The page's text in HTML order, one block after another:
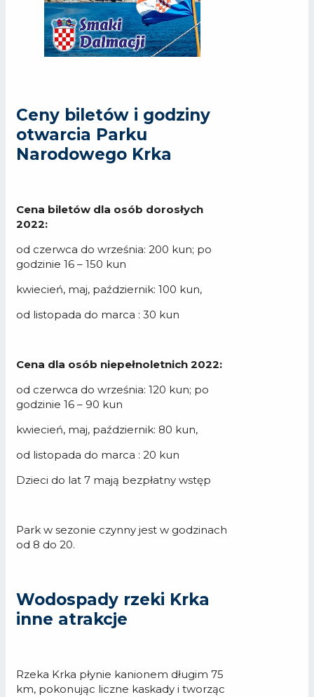
Ceny biletów i godziny
otwarcia Parku
Narodowego Krka
Cena biletów dla osób dorosłych
2022:
od czerwca do września: 200 kun; po
godzinie 16 – 150 kun
kwiecień, maj, październik: 100 kun,
od listopada do marca : 30 kun
Cena dla osób niepełnoletnich 2022:
od czerwca do września: 120 kun; po
godzinie 16 – 90 kun
kwiecień, maj, październik: 80 kun,
od listopada do marca : 20 kun
Dzieci do lat 7 mają bezpłatny wstęp
Park w sezonie czynny jest w godzinach
od 8 do 20.
Wodospady rzeki Krka
inne atrakcje
Rzeka Krka płynie kanionem długim 75
km, pokonując liczne kaskady i tworząc